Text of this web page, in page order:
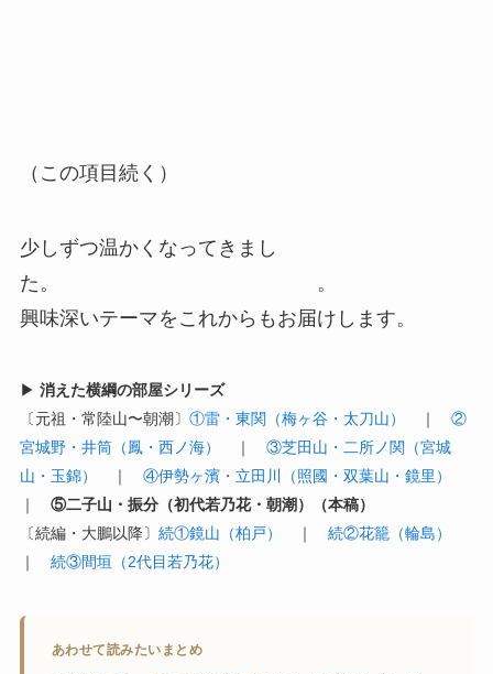
（この項目続く）
少しずつ温かくなってきまし
た。 。
興味深いテーマをこれからもお届けします。
▶ 消えた横綱の部屋シリーズ
〔元祖・常陸山〜朝潮〕 ①雷・東関（梅ヶ谷・太刀山） ｜ ②
宮城野・井筒（鳳・西ノ海）
｜ ③芝田山・二所ノ関（宮城
山・玉錦）
｜ ④伊勢ヶ濱・立田川（照國・双葉山・鏡里）
｜ ⑤二子山・振分（初代若乃花・朝潮）（本稿）
〔続編・大鵬以降〕 続①鏡山（柏戸） ｜ 続②花籠（輪島）
｜ 続③間垣（2代目若乃花）
あわせて読みたいまとめ